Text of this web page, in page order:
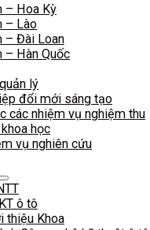
– Hoa Kỳ
– Lào
– Đài Loan
– Hàn Quốc
lý
đổi mới sáng tạo
các nhiệm vụ nghiệm thu
học
vụ nghiên cứu
ô tô
thiệu Khoa